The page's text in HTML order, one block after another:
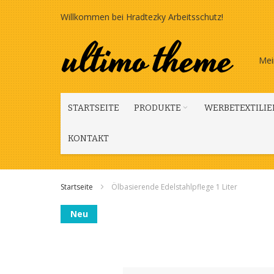
Zum
Inhalt
springen
Willkommen bei Hradtezky Arbeitsschutz!
STARTSEITE PRODUKTE
KONTAKT
Startseite Ölbasierende Edelstahlpflege 1 Liter
Zum
Ende
Neu